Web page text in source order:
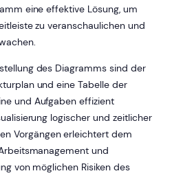
eine effektive Lösung, um
zu veranschaulichen und
des Diagramms sind der
und eine Tabelle der
und Aufgaben effizient
logischer und zeitlicher
Vorgängen erleichtert dem
und
von möglichen Risiken des